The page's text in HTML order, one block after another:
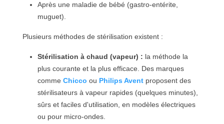
Après une maladie de bébé (gastro-entérite,
muguet).
Plusieurs méthodes de stérilisation existent :
Stérilisation à chaud (vapeur) : la méthode la
plus courante et la plus efficace. Des marques
comme Chicco ou Philips Avent proposent des
stérilisateurs à vapeur rapides (quelques minutes),
sûrs et faciles d'utilisation, en modèles électriques
ou pour micro-ondes.